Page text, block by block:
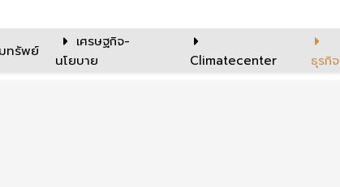
ทรัพย์
เศรษฐกิจ-
นโยบาย
Climatecenter ธุรกิจ